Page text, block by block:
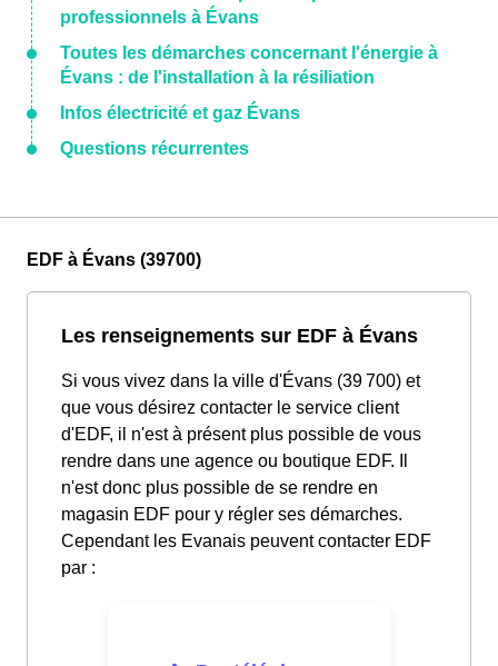
professionnels à Évans
Toutes les démarches concernant l'énergie à
Évans : de l'installation à la résiliation
Infos électricité et gaz Évans
Questions récurrentes
EDF à Évans (39700)
Les renseignements sur EDF à Évans
Si vous vivez dans la ville d'Évans (39 700) et
que vous désirez contacter le service client
d'EDF, il n'est à présent plus possible de vous
rendre dans une agence ou boutique EDF. Il
n'est donc plus possible de se rendre en
magasin EDF pour y régler ses démarches.
Cependant les Evanais peuvent contacter EDF
par :